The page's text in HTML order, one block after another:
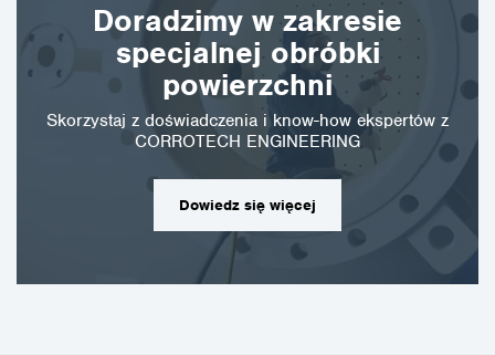
Doradzimy w zakresie
specjalnej obróbki
powierzchni
Skorzystaj z doświadczenia i know-how ekspertów z
CORROTECH ENGINEERING
Dowiedz się więcej